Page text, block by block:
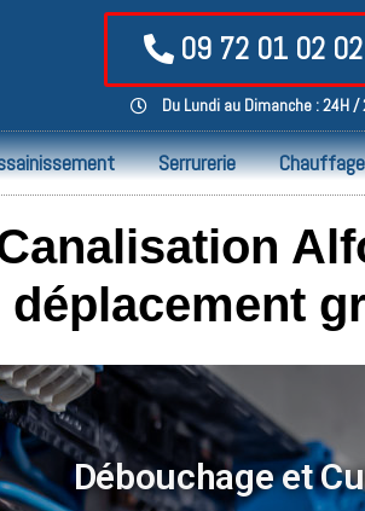
09 72 01 02 02
Du Lundi au Dimanche : 24H /
Serrurerie Chauffage
déplacement
Débouchage et